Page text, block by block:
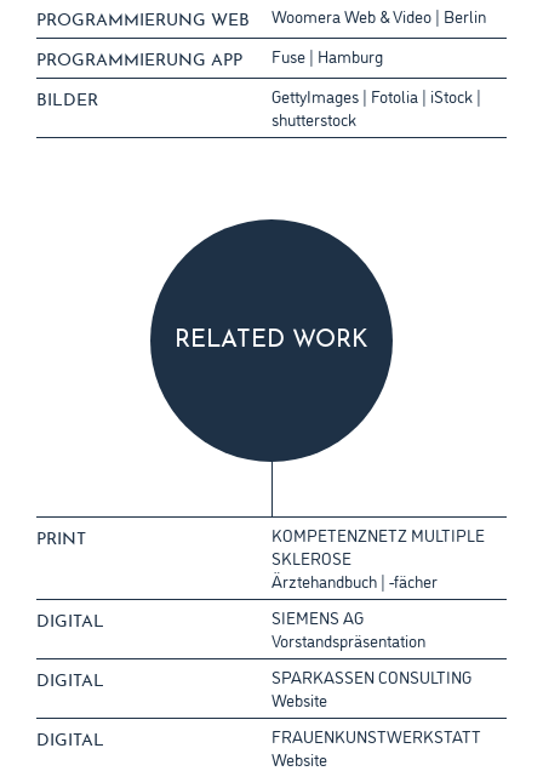
PROGRAMMIERUNG WEB Woomera Web & Video | Berlin
PROGRAMMIERUNG APP Fuse | Hamburg
BILDER
GettyImages | Fotolia | iStock |
shutterstock
RELATED WORK
PRINT
KOMPETENZNETZ MULTIPLE
SKLEROSE
Ärztehandbuch | -fächer
DIGITAL
SIEMENS AG
Vorstandspräsentation
DIGITAL
SPARKASSEN CONSULTING
Website
DIGITAL
FRAUENKUNSTWERKSTATT
Website